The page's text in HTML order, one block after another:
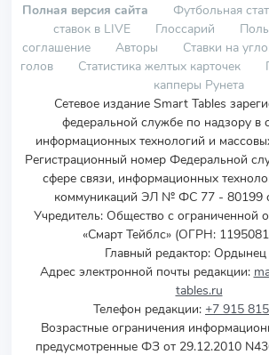
Полная версия сайта Футбольная
ставок в LIVE
Глоссарий
соглашение
Авторы Ставки на
голов
Статистика желтых карточек
капперы Рунета
Сетевое издание Smart Tables
федеральной службе по надзору в
информационных технологий и
Регистрационный номер Федеральной
сфере связи, информационных
коммуникаций ЭЛ № ФС 77 - 80199
Учредитель: Общество с ограниченной
«Смарт Тейблс» (ОГРН:
Главный редактор:
Адрес электронной почты редакции:
tables.ru
Телефон редакции: +7 915
Возрастные ограничения
предусмотренные ФЗ от 29.12.2010